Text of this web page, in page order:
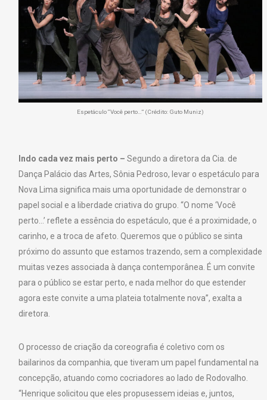
Espetáculo “Você perto…” (Crédito: Guto Muniz)
Indo cada vez mais perto – Segundo a diretora da Cia. de
Dança Palácio das Artes, Sônia Pedroso, levar o espetáculo para
Nova Lima significa mais uma oportunidade de demonstrar o
papel social e a liberdade criativa do grupo. “O nome ‘Você
perto…’ reflete a essência do espetáculo, que é a proximidade, o
carinho, e a troca de afeto. Queremos que o público se sinta
próximo do assunto que estamos trazendo, sem a complexidade
muitas vezes associada à dança contemporânea. É um convite
para o público se estar perto, e nada melhor do que estender
agora este convite a uma plateia totalmente nova”, exalta a
diretora.
O processo de criação da coreografia é coletivo com os
bailarinos da companhia, que tiveram um papel fundamental na
concepção, atuando como cocriadores ao lado de Rodovalho.
“Henrique solicitou que eles propusessem ideias e, juntos,